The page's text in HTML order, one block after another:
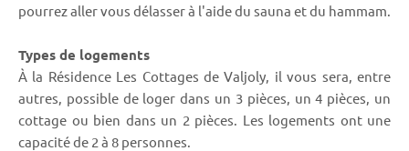
pourrez aller vous délasser à l'aide du sauna et du hammam.
Types de logements
À la Résidence Les Cottages de Valjoly, il vous sera, entre
autres, possible de loger dans un 3 pièces, un 4 pièces, un
cottage ou bien dans un 2 pièces. Les logements ont une
capacité de 2 à 8 personnes.